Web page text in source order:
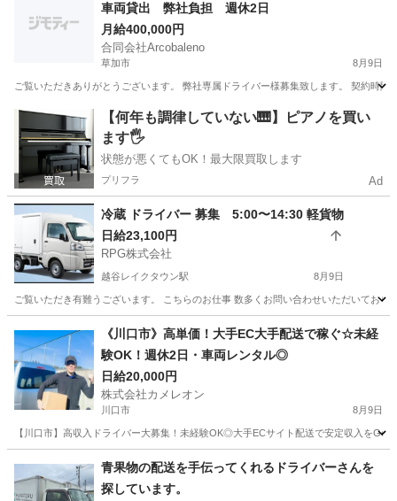
車両貸出 弊社負担 週休2日
月給400,000円
合同会社Arcobaleno
草加市 8月9日
ご覧いただきありがとうございます。 弊社専属ドライバー様募集致します。 契
埼玉 草加市 ドライバー 貸出
【何年も調律していない🎹】ピアノを買い
ます🖐️
状態が悪くてもOK！最大限買取します
プリフラ Ad
冷蔵 ドライバー 募集 5:00〜14:30 軽貨物
日給23,100円
RPG株式会社
越谷レイクタウン駅 8月9日
ご覧いただき有難うございます。 こちらのお仕事 数多くお問い合わせいただいてお
越谷レイクタウン駅 ドライバー 貨物
《川口市》高単価！大手EC大手配送で稼ぐ☆未経
験OK！週休2日・車両レンタル◎
日給20,000円
株式会社カメレオン
川口市 8月9日
【川口市】高収入ドライバー大募集！未経験OK◎大手ECサイト配送で安定収入を
ドライバー 積み込み
青果物の配送を手伝ってくれるドライバーさんを
探しています。